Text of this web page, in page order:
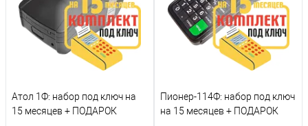
Атол 1Ф: набор под ключ на
15 месяцев + ПОДАРОК
Пионер-114Ф: набор под ключ
на 15 месяцев + ПОДАРОК